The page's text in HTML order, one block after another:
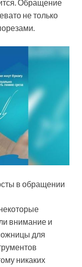
Обращение
не только
в обращении
внимание и
для
никаких